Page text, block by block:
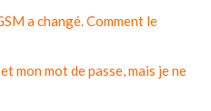
a changé. Comment le
mon mot de passe, mais je ne